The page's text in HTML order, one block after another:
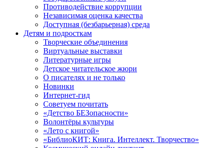
Противодействие коррупции
Независимая оценка качества
Доступная (безбарьерная) среда
Детям и подросткам
Творческие объединения
Виртуальные выставки
Литературные игры
Детское читательское жюри
О писателях и не только
Новинки
Интернет-гид
Советуем почитать
«Детство БЕЗопасности»
Волонтёры культуры
«Лето с книгой»
«БиблиоКИТ: Книга. Интеллект. Творчество»